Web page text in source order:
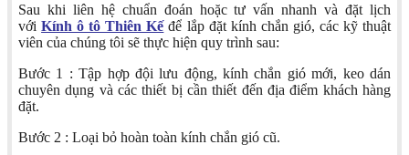
Sau khi liên hệ chuẩn đoán hoặc tư vấn nhanh và đặt lịch
vớiKính ô tô Thiên Kếđể lắp đặt kính chắn gió, các kỹ thuật
viên của chúng tôi sẽ thực hiện quy trình sau:
Bước 1 : Tập hợp đội lưu động, kính chắn gió mới, keo dán
chuyên dụng và các thiết bị cần thiết đến địa điểm khách hàng
đặt.
Bước 2 : Loại bỏ hoàn toàn kính chắn gió cũ.